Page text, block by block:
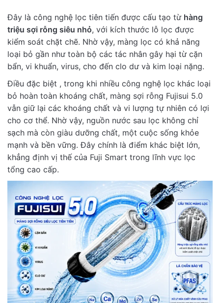
Đây là công nghệ lọc tiên tiến được cấu tạo từ hàng
triệu sợi rỗng siêu nhỏ, với kích thước lỗ lọc được
kiểm soát chặt chẽ. Nhờ vậy, màng lọc có khả năng
loại bỏ gần như toàn bộ các tác nhân gây hại từ cặn
bẩn, vi khuẩn, virus, cho đến clo dư và kim loại nặng.
Điều đặc biệt , trong khi nhiều công nghệ lọc khác loại
bỏ hoàn toàn khoáng chất, màng sợi rỗng Fujisui 5.0
vẫn giữ lại các khoáng chất và vi lượng tự nhiên có lợi
cho cơ thể. Nhờ vậy, nguồn nước sau lọc không chỉ
sạch mà còn giàu dưỡng chất, một cuộc sống khỏe
mạnh và bền vững. Đây chính là điểm khác biệt lớn,
khẳng định vị thế của Fuji Smart trong lĩnh vực lọc
tổng cao cấp.